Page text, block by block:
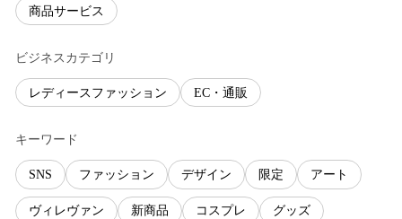
商品サービス
ビジネスカテゴリ
レディースファッション EC・通販
キーワード
SNS ファッション デザイン 限定 アート
ヴィレヴァン 新商品 コスプレ グッズ